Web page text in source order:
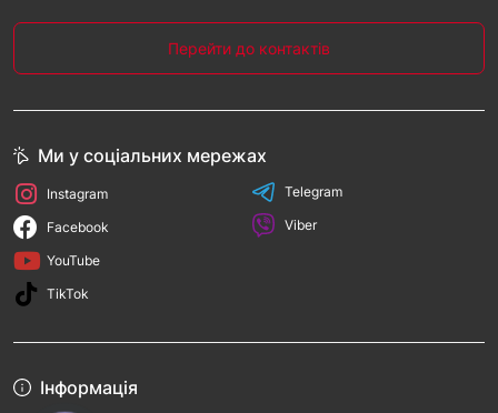
Перейти до контактів
Інформація
Ми у соціальних мережах
Instagram
Facebook
YouTube
TikTok
Telegram
Viber